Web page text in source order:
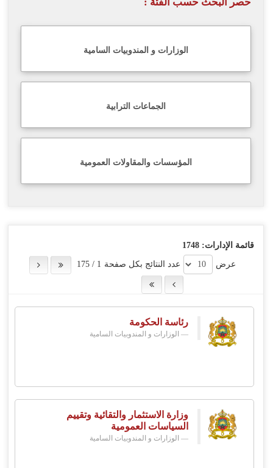
اللغة
Français
الوزارات و المندوبيات السامية
الجماعات الترابية
المؤسسات والمقاولات العمومية
قائمة الإدارات: 1748
عرض
عدد النتائج بكل صفحة 1
/
175
رئاسة الحكومة
الوزارات و المندوبيات السامية
وزارة الاستثمار والتقائية وتقييم
السياسات العمومية
الوزارات و المندوبيات السامية